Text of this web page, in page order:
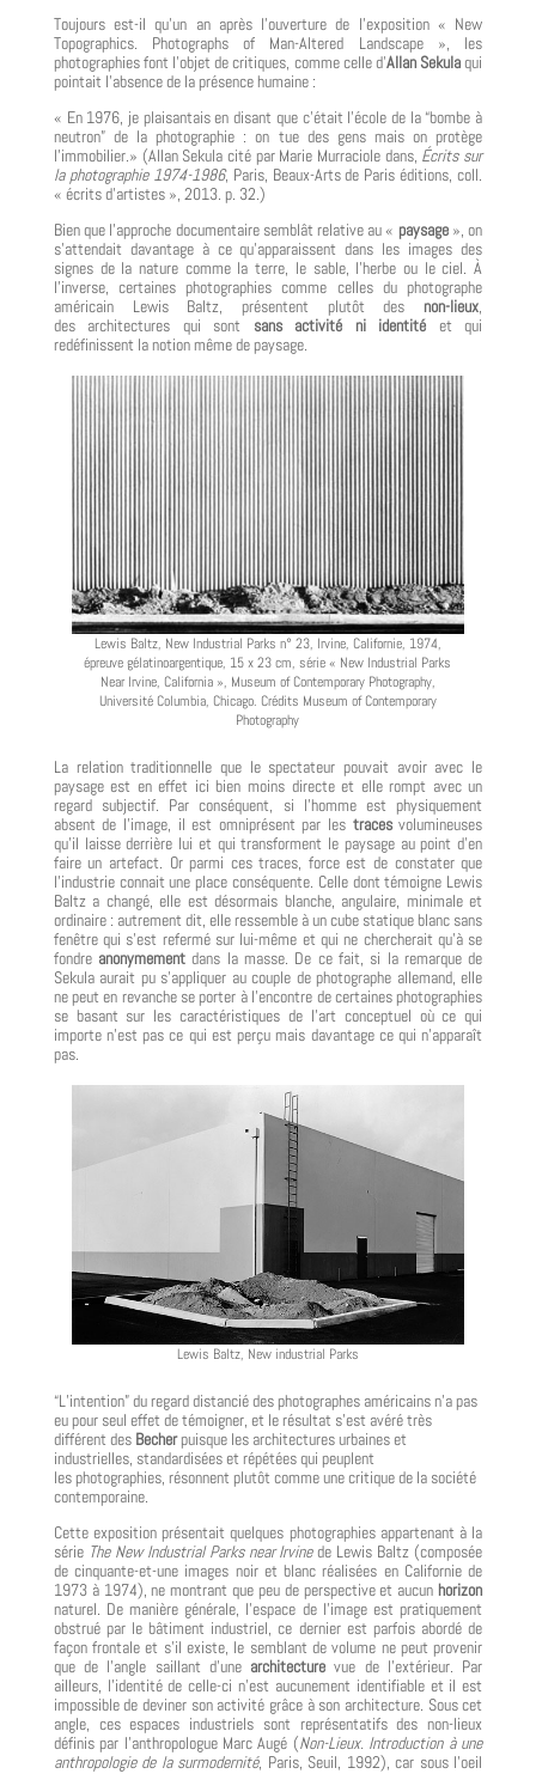
Toujours est-il qu’un an après l’ouverture de l’exposition « New
Topographics. Photographs of Man-Altered Landscape », les
photographies font l’objet de critiques, comme celle d’Allan Sekulaqui
pointait l’absence de la présence humaine :
« En 1976, je plaisantais en disant que c’était l’école de la “bombe à
neutron” de la photographie : on tue des gens mais on protège
l’immobilier.» (Allan Sekula cité par Marie Murraciole dans, Écrits sur
la photographie 1974-1986, Paris, Beaux-Arts de Paris éditions, coll.
« écrits d’artistes », 2013. p. 32.)
Bien que l’approche documentaire semblât relative au « paysage», on
s’attendait davantage à ce qu’apparaissent dans les images des
signes de la nature comme la terre, le sable, l’herbe ou le ciel. À
l’inverse, certaines photographies comme celles du photographe
américain Lewis Baltz, présentent plutôt desnon-lieux,
des architectures qui sont sans activité ni identité et qui
redéfinissent la notion même de paysage.
Lewis Baltz, New Industrial Parks n° 23, Irvine, Californie, 1974,
épreuve gélatinoargentique, 15 x 23 cm, série « New Industrial Parks
Near Irvine, California », Museum of Contemporary Photography,
Université Columbia, Chicago. Crédits Museum of Contemporary
Photography
La relation traditionnelle que le spectateur pouvait avoir avec le
paysage est en effet ici bien moins directe et elle rompt avec un
regard subjectif. Par conséquent, si l’homme est physiquement
absent de l’image, il est omniprésent par les tracesvolumineuses
qu’il laisse derrière lui et qui transforment le paysage au point d’en
faire un artefact. Or parmi ces traces, force est de constater que
l’industrie connait une place conséquente. Celle dont témoigne Lewis
Baltz a changé, elle est désormais blanche, angulaire, minimale et
ordinaire : autrement dit, elle ressemble à un cube statique blanc sans
fenêtre qui s’est refermé sur lui-même et qui ne chercherait qu’à se
fondre anonymement dans la masse. De ce fait, si la remarque de
Sekula aurait pu s’appliquer au couple de photographe allemand, elle
ne peut en revanche se porter à l’encontre de certaines photographies
se basant sur les caractéristiques de l’art conceptuel où ce qui
importe n’est pas ce qui est perçu mais davantage ce qui n’apparaît
pas.
Lewis Baltz, New industrial Parks
“L’intention” du regard distancié des photographes américains n’a pas
eu pour seul effet de témoigner, et le résultat s’est avéré très
différent des Becherpuisque les architectures urbaines et
industrielles, standardisées et répétées qui peuplent
les photographies, résonnent plutôt comme une critique de la société
contemporaine.
Cette exposition présentait quelques photographies appartenant à la
série The New Industrial Parks near Irvinede Lewis Baltz (composée
de cinquante-et-une images noir et blanc réalisées en Californie de
1973 à 1974), ne montrant que peu de perspective et aucun horizon
naturel. De manière générale, l’espace de l’image est pratiquement
obstrué par le bâtiment industriel, ce dernier est parfois abordé de
façon frontale et s’il existe, le semblant de volume ne peut provenir
que de l’angle saillant d’une architecture vue de l’extérieur. Par
ailleurs, l’identité de celle-ci n’est aucunement identifiable et il est
impossible de deviner son activité grâce à son architecture. Sous cet
angle, ces espaces industriels sont représentatifs des non-lieux
définis par l’anthropologue Marc Augé (Non-Lieux. Introduction à une
anthropologie de la surmodernité, Paris, Seuil, 1992), car sous l’oeil